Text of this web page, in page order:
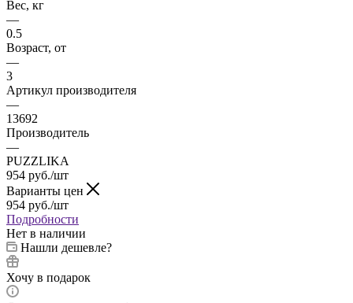
Вес, кг
—
0.5
Возраст, от
—
3
Артикул производителя
—
13692
Производитель
—
PUZZLIKA
954 руб./шт
Варианты цен
954 руб./шт
Подробности
Нет в наличии
Нашли дешевле?
Хочу в подарок